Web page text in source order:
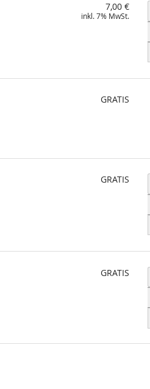
7,00 €
inkl. 7% MwSt.
GRATIS
GRATIS
GRATIS